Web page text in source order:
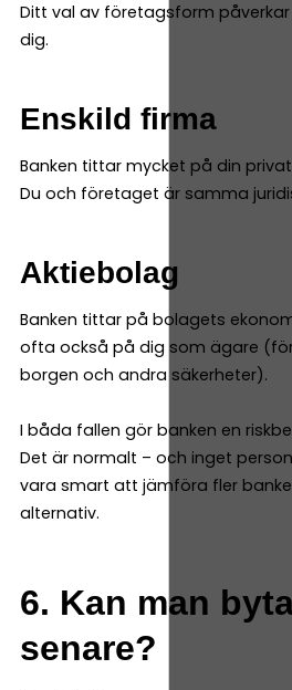
Ditt val av företagsform
dig.
Enskild firma
Banken tittar mycket på din
Du och företaget är samma
Aktiebolag
Banken tittar på bolagets
ofta också på dig som ägare
borgen och andra säkerheter).
I båda fallen gör banken en
Det är normalt – och inget
vara smart att jämföra fler
alternativ.
6. Kan man
senare?